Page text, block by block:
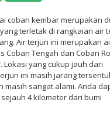
coban kembar merupakan
terletak di rangkaian air
Air terjun ini merupakan
Coban Tengah dan Coban
Lokasi yang cukup jauh dari
ini masih jarang
masih sangat alami. Anda
4 kilometer dari bumi